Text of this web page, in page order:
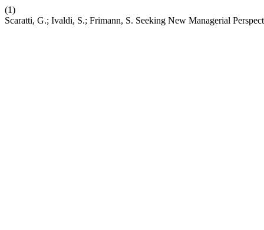
(1)
Scaratti, G.; Ivaldi, S.; Frimann, S. Seeking New Managerial